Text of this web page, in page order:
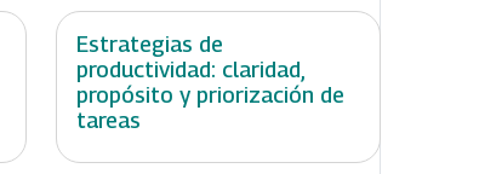
Estrategias de
productividad: claridad,
propósito y priorización de
tareas